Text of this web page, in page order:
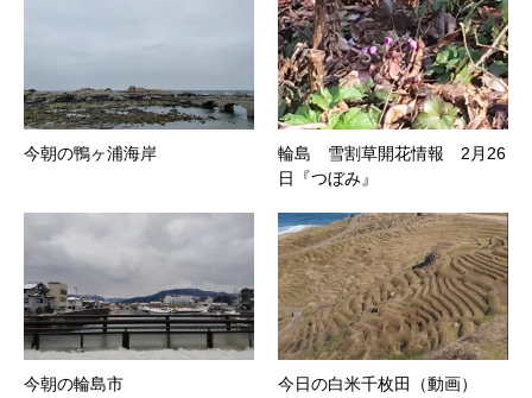
今朝の鴨ヶ浦海岸
輪島 雪割草開花情報 2月26
日『つぼみ』
今朝の輪島市 今日の白米千枚田（動画）